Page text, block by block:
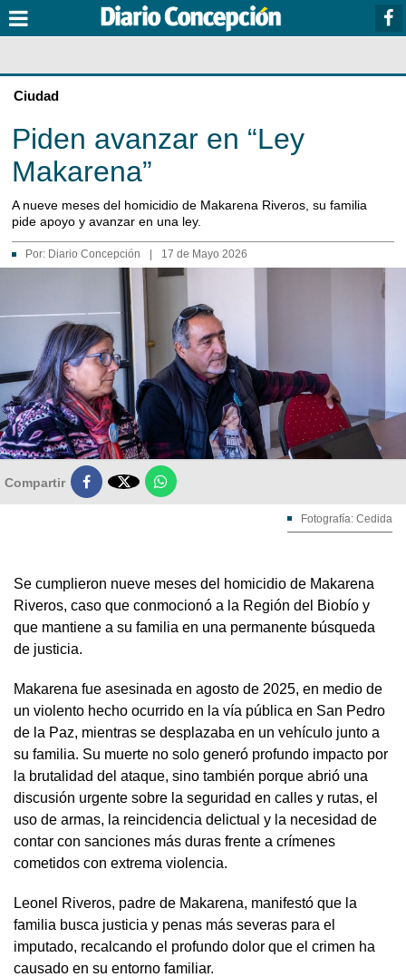
Ciudad
Piden avanzar en “Ley
Makarena”
A nueve meses del homicidio de Makarena Riveros, su familia
pide apoyo y avanzar en una ley.
Por: Diario Concepción 17 de Mayo 2026
Compartir 
Fotografía: Cedida
Se cumplieron nueve meses del homicidio de Makarena
Riveros, caso que conmocionó a la Región del Biobío y
que mantiene a su familia en una permanente búsqueda
de justicia.
Makarena fue asesinada en agosto de 2025, en medio de
un violento hecho ocurrido en la vía pública en San Pedro
de la Paz, mientras se desplazaba en un vehículo junto a
su familia. Su muerte no solo generó profundo impacto por
la brutalidad del ataque, sino también porque abrió una
discusión urgente sobre la seguridad en calles y rutas, el
uso de armas, la reincidencia delictual y la necesidad de
contar con sanciones más duras frente a crímenes
cometidos con extrema violencia.
Leonel Riveros, padre de Makarena, manifestó que la
familia busca justicia y penas más severas para el
imputado, recalcando el profundo dolor que el crimen ha
causado en su entorno familiar.